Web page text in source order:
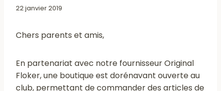
22 janvier 2019
Chers parents et amis,
En partenariat avec notre fournisseur Original
Floker, une boutique est dorénavant ouverte au
club, permettant de commander des articles de